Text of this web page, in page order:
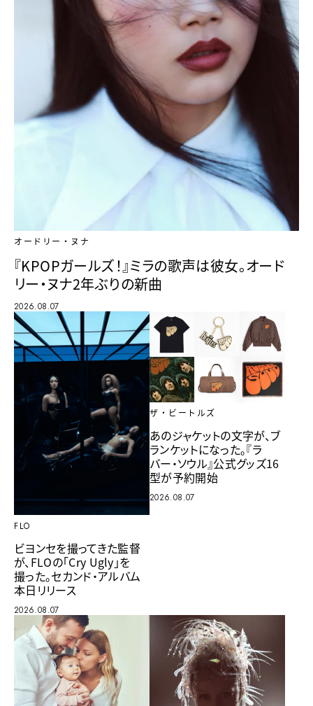
オードリー・ヌナ
『KPOPガールズ！』ミラの歌声は彼女。オード
リー・ヌナ2年ぶりの新曲
2026.08.07
FLO
ビヨンセを撮ってきた監督
が、FLOの「Cry Ugly」を
撮った。セカンド・アルバム
本日リリース
2026.08.07
ザ・ビートルズ
あのジャケットの文字が、ブ
ランケットになった。『ラ
バー・ソウル』公式グッズ16
型が予約開始
2026.08.07